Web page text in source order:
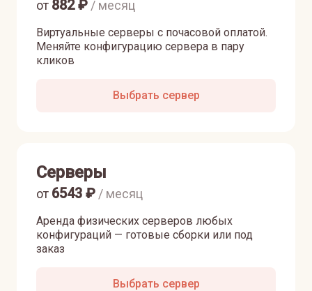
Виртуальные серверы с почасовой оплатой.
Меняйте конфигурацию сервера в пару
кликов
от 882₽ / месяц
Выбрать сервер
Серверы
Аренда физических серверов любых
конфигураций — готовые сборки или под
заказ
от 6543 ₽ / месяц
Выбрать сервер